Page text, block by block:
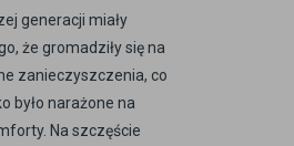
generacji miały
że gromadziły się na
zanieczyszczenia, co
było narażone na
Na szczęście